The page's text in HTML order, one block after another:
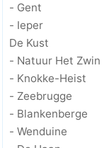
- Gent
- Ieper
De Kust
- Natuur Het Zwin
- Knokke-Heist
- Zeebrugge
- Blankenberge
- Wenduine